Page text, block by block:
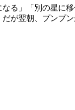
る」「別の星に
が翌朝、プンプ